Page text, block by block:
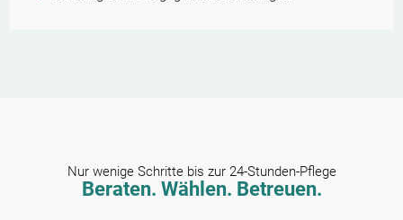
Nur wenige Schritte bis zur 24-Stunden-Pflege
Beraten. Wählen. Betreuen.